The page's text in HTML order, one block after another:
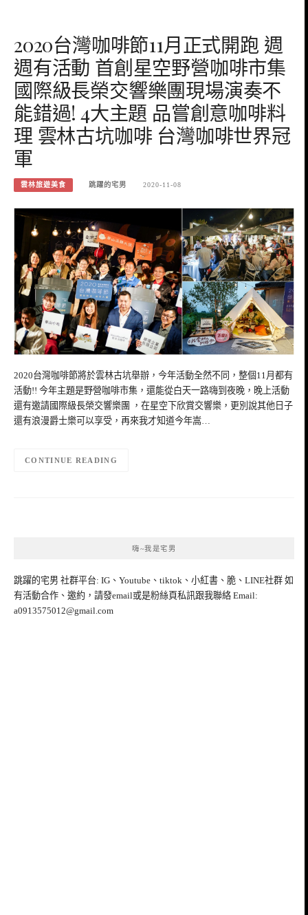
2020台灣咖啡節11月正式開跑 週
週有活動 首創星空野營咖啡市集
國際級長榮交響樂團現場演奏不
能錯過! 4大主題 品嘗創意咖啡料
理 雲林古坑咖啡 台灣咖啡世界冠
軍
雲林旅遊美食 跳躍的宅男 2020-11-08
2020台灣咖啡節將於雲林古坑舉辦，今年活動全然不同，整個11月都有
活動!! 今年主題是野營咖啡市集，還能從白天一路嗨到夜晚，晚上活動
還有邀請國際級長榮交響樂團 ，在星空下欣賞交響樂，更別說其他日子
還有浪漫爵士樂可以享受，再來我才知道今年嵩…
CONTINUE READING
嗨~我是宅男
跳躍的宅男 社群平台: IG、Youtube、tiktok、小紅書、脆、LINE社群 如
有活動合作、邀約，請發email或是粉絲頁私訊跟我聯絡 Email:
a0913575012@gmail.com